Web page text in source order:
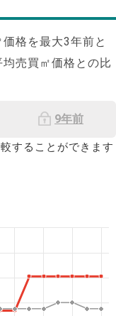
格を最大3年前と
売買㎡価格との比
9年前
することができます